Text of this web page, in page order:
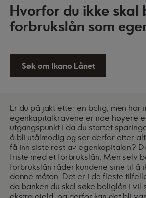
Hvorfor du ikke skal
forbrukslån som
Søk om Ikano Lånet
Er du på jakt etter en bolig, men har
egenkapitalkravene er noe høyere
utgangspunkt i da du startet
å bli utålmodig og ser derfor etter
få inn siste rest av egenkapitalen?
friste med et forbrukslån. Men selv
forbrukslån råder kundene sine til å
denne måten. Det er i de fleste
da banken du skal søke boliglån i vil
ekstra gjeld, og derfor kan det bli